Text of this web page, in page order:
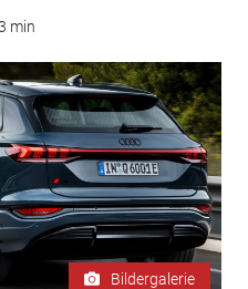
min
Bildergalerie